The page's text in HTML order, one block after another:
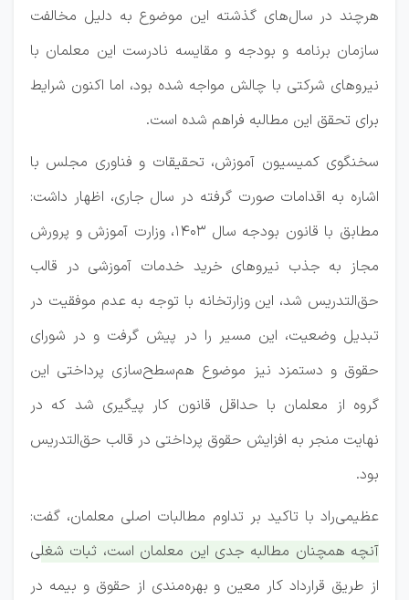
هرچند در سال‌های گذشته این موضوع به دلیل مخالفت
سازمان برنامه و بودجه و مقایسه نادرست این معلمان با
نیروهای شرکتی با چالش مواجه شده بود، اما اکنون شرایط
برای تحقق این مطالبه فراهم شده است.
سخنگوی کمیسیون آموزش، تحقیقات و فناوری مجلس با
اشاره به اقدامات صورت گرفته در سال جاری، اظهار داشت:
مطابق با قانون بودجه سال ۱۴۰۳، وزارت آموزش و پرورش
مجاز به جذب نیروهای خرید خدمات آموزشی در قالب
حق‌التدریس شد، این وزارتخانه با توجه به عدم موفقیت در
تبدیل وضعیت، این مسیر را در پیش گرفت و در شورای
حقوق و دستمزد نیز موضوع هم‌سطح‌سازی پرداختی این
گروه از معلمان با حداقل قانون کار پیگیری شد که در
نهایت منجر به افزایش حقوق پرداختی در قالب حق‌التدریس
بود.
عظیمی‌راد با تاکید بر تداوم مطالبات اصلی معلمان، گفت:
آنچه همچنان مطالبه جدی این معلمان است، ثبات شغلی
از طریق قرارداد کار معین و بهره‌مندی از حقوق و بیمه در